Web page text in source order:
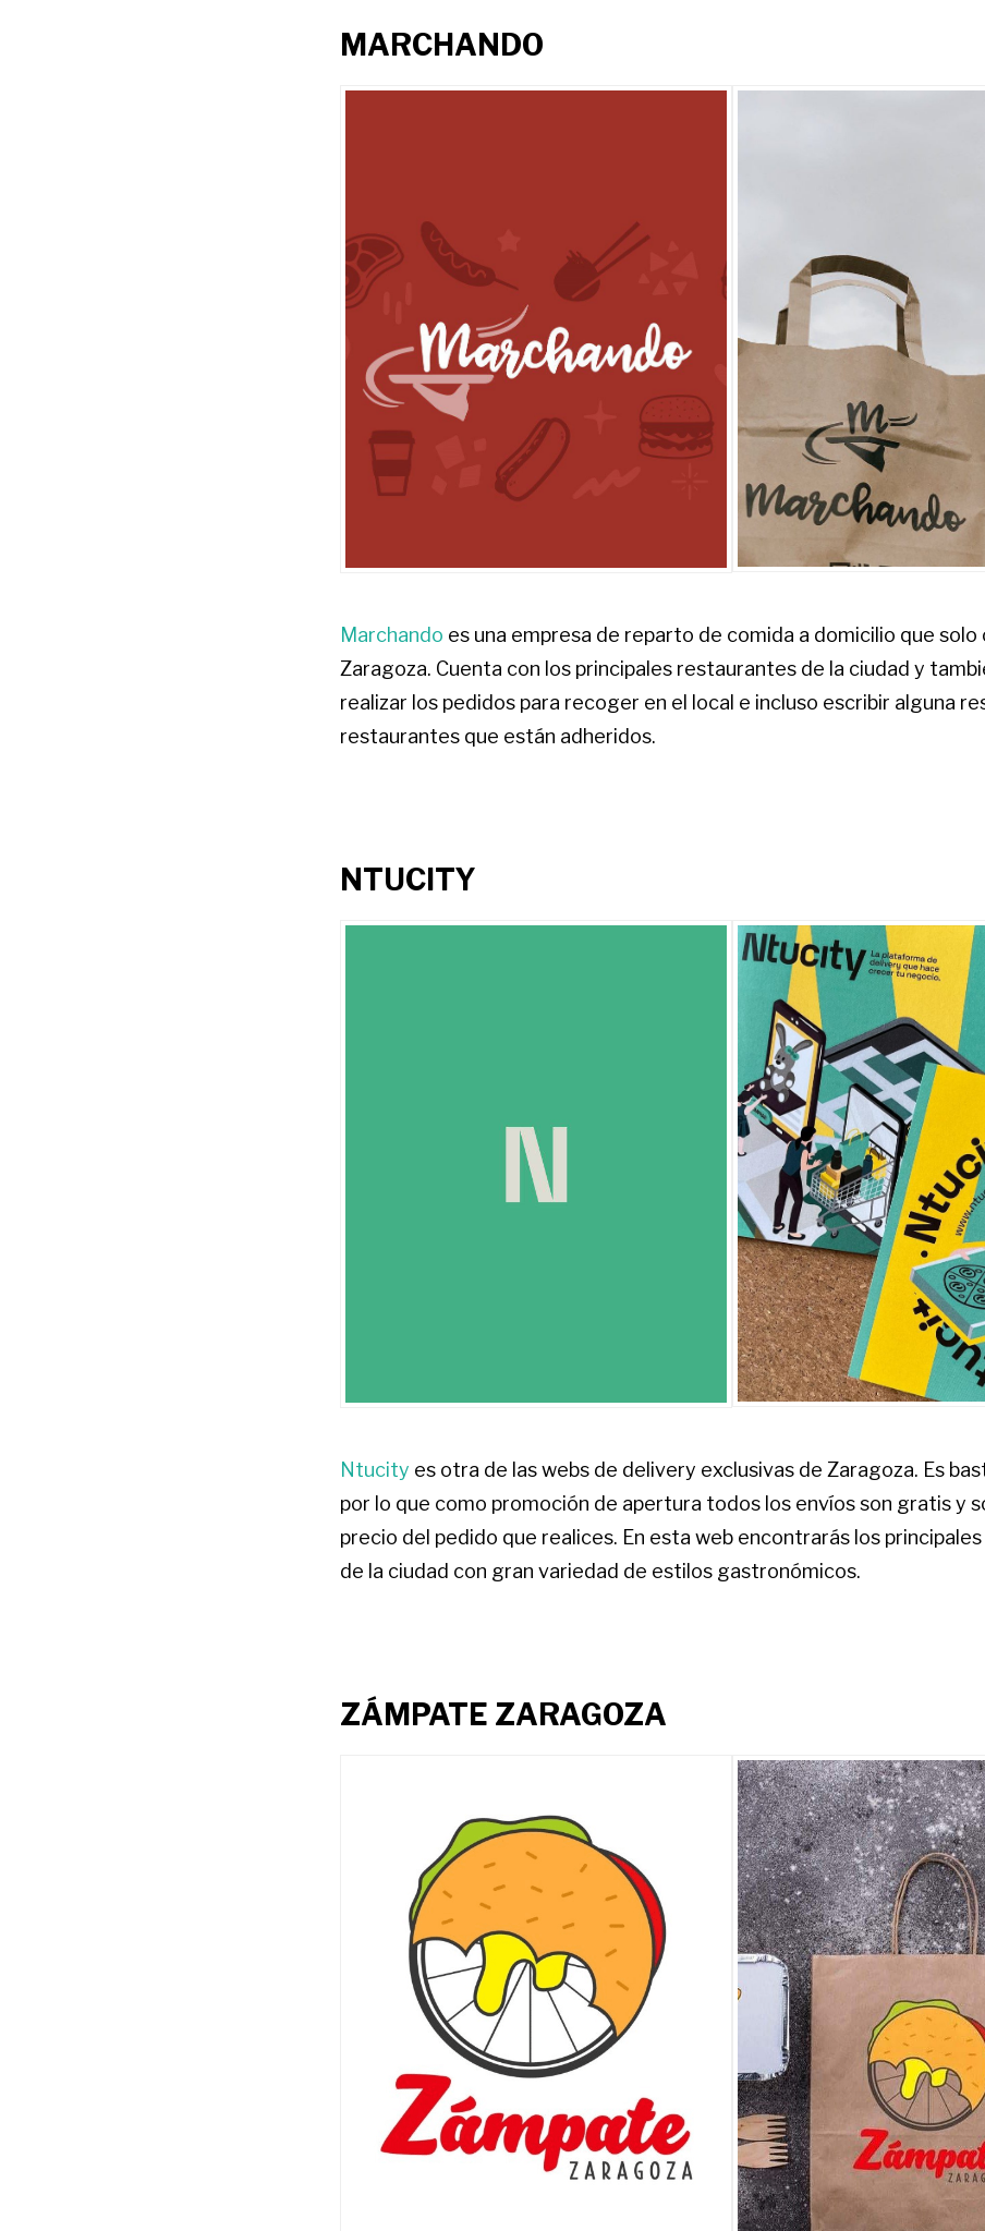
MARCHANDO
Marchando es una empresa de reparto de comida a domicilio que solo
Zaragoza. Cuenta con los principales restaurantes de la ciudad y
realizar los pedidos para recoger en el local e incluso escribir alguna
restaurantes que están adheridos.
NTUCITY
Ntucity es otra de las webs de delivery exclusivas de Zaragoza. Es
por lo que como promoción de apertura todos los envíos son gratis y
precio del pedido que realices. En esta web encontrarás los
de la ciudad con gran variedad de estilos gastronómicos.
ZÁMPATE ZARAGOZA